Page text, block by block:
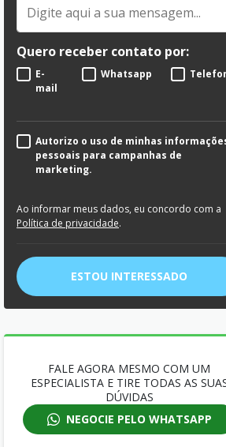
Quero receber contato por:
E-
mail
Whatsapp
Autorizo o uso de minhas
pessoais para campanhas de
marketing.
Ao informar meus dados, eu concordo com a
Política de privacidade.
ESTOU INTERESSADO
FALE AGORA MESMO COM UM
ESPECIALISTA E TIRE TODAS AS
DÚVIDAS
NEGOCIE PELO WHATSAPP